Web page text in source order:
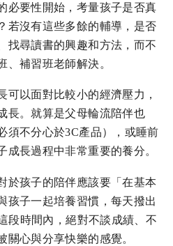
必要性開始，考量孩子是否真
若沒有這些多餘的輔導，是否
找尋讀書的興趣和方法，而不
、補習班老師解決。
可以面對比較小的經濟壓力，
長。就算是父母輪流陪伴也
須不分心於3C產品），或睡前
成長過程中非常重要的養分。
於孩子的陪伴應該要「在基本
孩子一起培養習慣，每天撥出
段時間內，絕對不談成績、不
關心與分享快樂的感覺。